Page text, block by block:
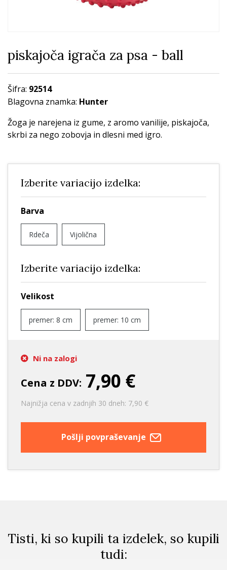
piskajoča igrača za psa - ball
Šifra: 92514
Blagovna znamka: Hunter
Žoga je narejena iz gume, z aromo vanilije, piskajoča,
skrbi za nego zobovja in dlesni med igro.
Izberite variacijo izdelka:
Barva
Rdeča Vijolična
Izberite variacijo izdelka:
Velikost
premer: 8 cm premer: 10 cm
Ni na zalogi
Cena z DDV: 7,90 €
Najnižja cena v zadnjih 30 dneh: 7,90 €
Pošlji povpraševanje
Tisti, ki so kupili ta izdelek, so kupili
tudi: